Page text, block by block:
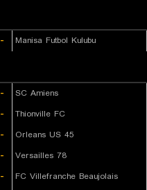
- Manisa Futbol Kulubu
-
SC Amiens
-
Thionville FC
-
Orleans US 45
-
Versailles 78
-
FC Villefranche Beaujolais